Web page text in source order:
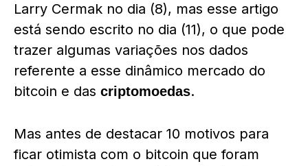
Larry Cermak no dia (8), mas esse artigo
está sendo escrito no dia (11), o que pode
trazer algumas variações nos dados
referente a esse dinâmico mercado do
bitcoin e das criptomoedas.
Mas antes de destacar 10 motivos para
ficar otimista com o bitcoin que foram